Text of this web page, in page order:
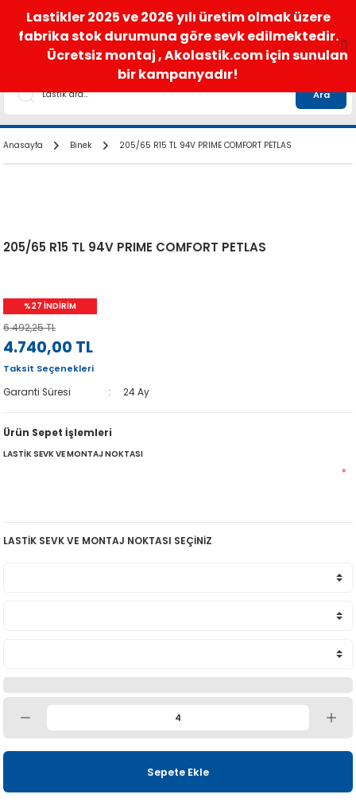
satis@akolastik.com 0 850 285 63 85
Ara
Anasayfa Binek 205/65 R15 TL 94V PRIME COMFORT PETLAS
205/65 R15 TL 94V PRIME COMFORT PETLAS
%27 İNDİRİM
6.492,25 TL
4.740,00 TL
Taksit Seçenekleri
Garanti Süresi
24 Ay
Ürün Sepet İşlemleri
LASTİK SEVK VE MONTAJ NOKTASI
*
LASTİK SEVK VE MONTAJ NOKTASI SEÇİNİZ
Sepete Ekle
Lastikler 2025 ve 2026 yılı üretim olmak üzere
fabrika stok durumuna göre sevk edilmektedir.
Ücretsiz montaj , Akolastik.com için sunulan
bir kampanyadır!